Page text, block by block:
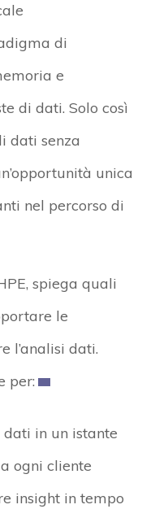
di
e
di dati. Solo così
dati senza
unica
nel percorso di
spiega quali
le
l’analisi dati.
per:
in un istante
ogni cliente
insight in tempo